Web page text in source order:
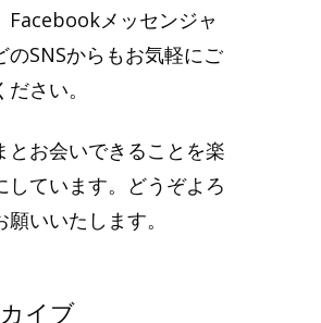
Facebookメッセンジャ
のSNSからもお気軽にご
さい。
とお会いできることを楽
しています。どうぞよろ
願いいたします。
イブ